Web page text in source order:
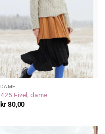
DAME
425 Fivel, dame
kr80,00